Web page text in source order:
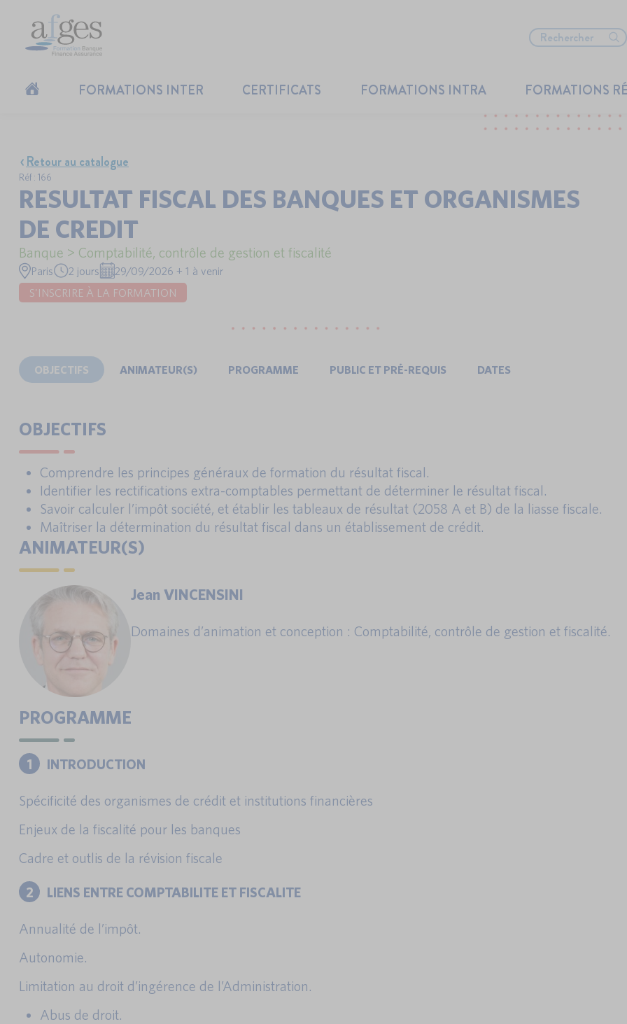
FORMATIONS INTER CERTIFICATS FORMATIONS INTRA FORMATIONS
Retour au catalogue
Réf : 166
RESULTAT FISCAL DES BANQUES ET ORGANISMES
DE CREDIT
Banque > Comptabilité, contrôle de gestion et fiscalité
Paris 2 jours
29/09/2026 + 1 à venir
S'INSCRIRE À LA FORMATION
OBJECTIFS ANIMATEUR(S) PROGRAMME PUBLIC ET PRÉ-REQUIS DATES
OBJECTIFS
Comprendre les principes généraux de formation du résultat fiscal.
Identifier les rectifications extra-comptables permettant de déterminer le résultat fiscal.
Savoir calculer l’impôt société, et établir les tableaux de résultat (2058 A et B) de la liasse fiscale.
Maîtriser la détermination du résultat fiscal dans un établissement de crédit.
ANIMATEUR(S)
Jean VINCENSINI
Domaines d’animation et conception : Comptabilité, contrôle de gestion et fiscalité.
PROGRAMME
1 INTRODUCTION
Spécificité des organismes de crédit et institutions financières
Enjeux de la fiscalité pour les banques
Cadre et outlis de la révision fiscale
2 LIENS ENTRE COMPTABILITE ET FISCALITE
Annualité de l’impôt.
Autonomie.
Limitation au droit d’ingérence de l’Administration.
Abus de droit.